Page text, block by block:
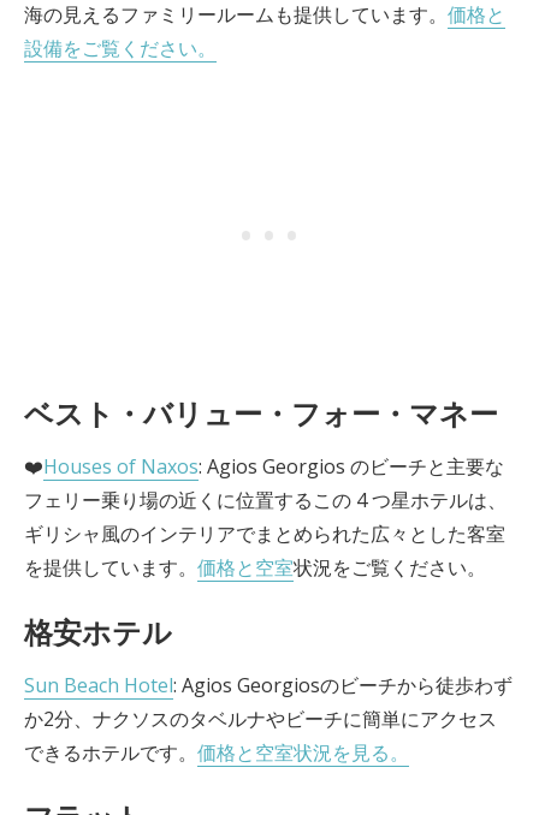
海の見えるファミリールームも提供しています。 価格と
設備をご覧ください。
ベスト・バリュー・フォー・マネー
❤️Houses of Naxos: Agios Georgios のビーチと主要な
フェリー乗り場の近くに位置するこの 4 つ星ホテルは、
ギリシャ風のインテリアでまとめられた広々とした客室
を提供しています。 価格と空室状況をご覧ください。
格安ホテル
Sun Beach Hotel: Agios Georgiosのビーチから徒歩わず
か2分、ナクソスのタベルナやビーチに簡単にアクセス
できるホテルです。 価格と空室状況を見る。